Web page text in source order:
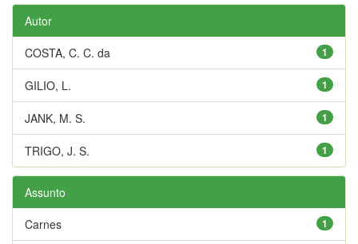
Autor
1
COSTA, C. C. da
1
GILIO, L.
1
JANK, M. S.
1
TRIGO, J. S.
Assunto
1
Carnes